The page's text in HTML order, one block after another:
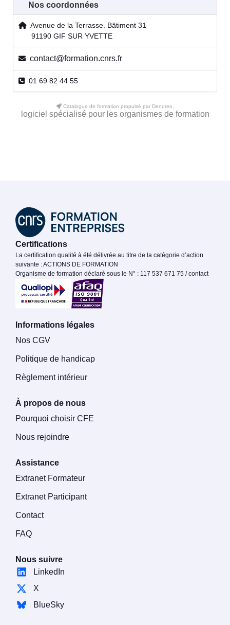
Nos coordonnées
Avenue de la Terrasse. Bâtiment 31
91190 GIF SUR YVETTE
contact@formation.cnrs.fr
01 69 82 44 55
Catalogue de formation propulsé par Dendreo,
logiciel spécialisé pour les organismes de formation
Certifications
La certification qualité à été délivrée au titre de la catégorie d’action
suivante : ACTIONS DE FORMATION
Organisme de formation déclaré sous le N° : 117 537 671 75 / contact
Informations légales
Nos CGV
Politique de handicap
Règlement intérieur
À propos de nous
Pourquoi choisir CFE
Nous rejoindre
Assistance
Extranet Formateur
Extranet Participant
Contact
FAQ
Nous suivre
LinkedIn
X
BlueSky